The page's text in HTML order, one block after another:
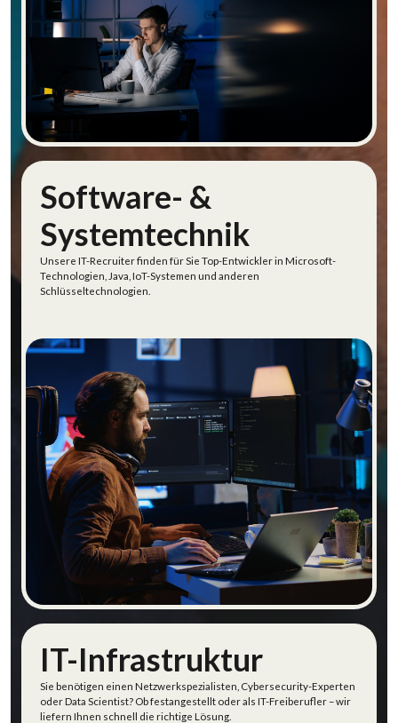
Software- &
Systemtechnik
Unsere IT-Recruiterfinden fürSie Top-Entwickler in Microsoft-
Technologien , Java, IoT-Systemen und anderen
Schlüsseltechnologien
Software- & Systemtechnik entdecken
IT-Infrastruktur
Sie benötigen einen Netzwerkspezialisten Cybersecurity-Experten
oder Data Scientist? Ob festangestellt oder als IT-Freiberufler – wir
liefern Ihnen schnell die richtige Lösung.